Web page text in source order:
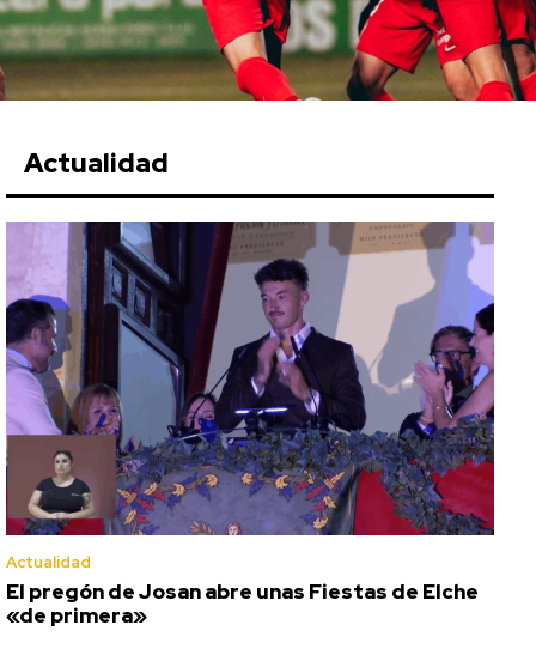
Actualidad
Actualidad
El pregón de Josan abre unas Fiestas de Elche
«de primera»